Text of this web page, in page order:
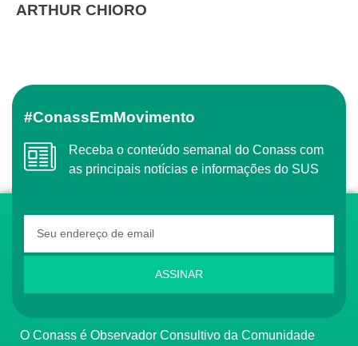
ARTHUR CHIORO
#ConassEmMovimento
Receba o conteúdo semanal do Conass com
as principais notícias e informações do SUS
ASSINAR
O Conass é Observador Consultivo da Comunidade